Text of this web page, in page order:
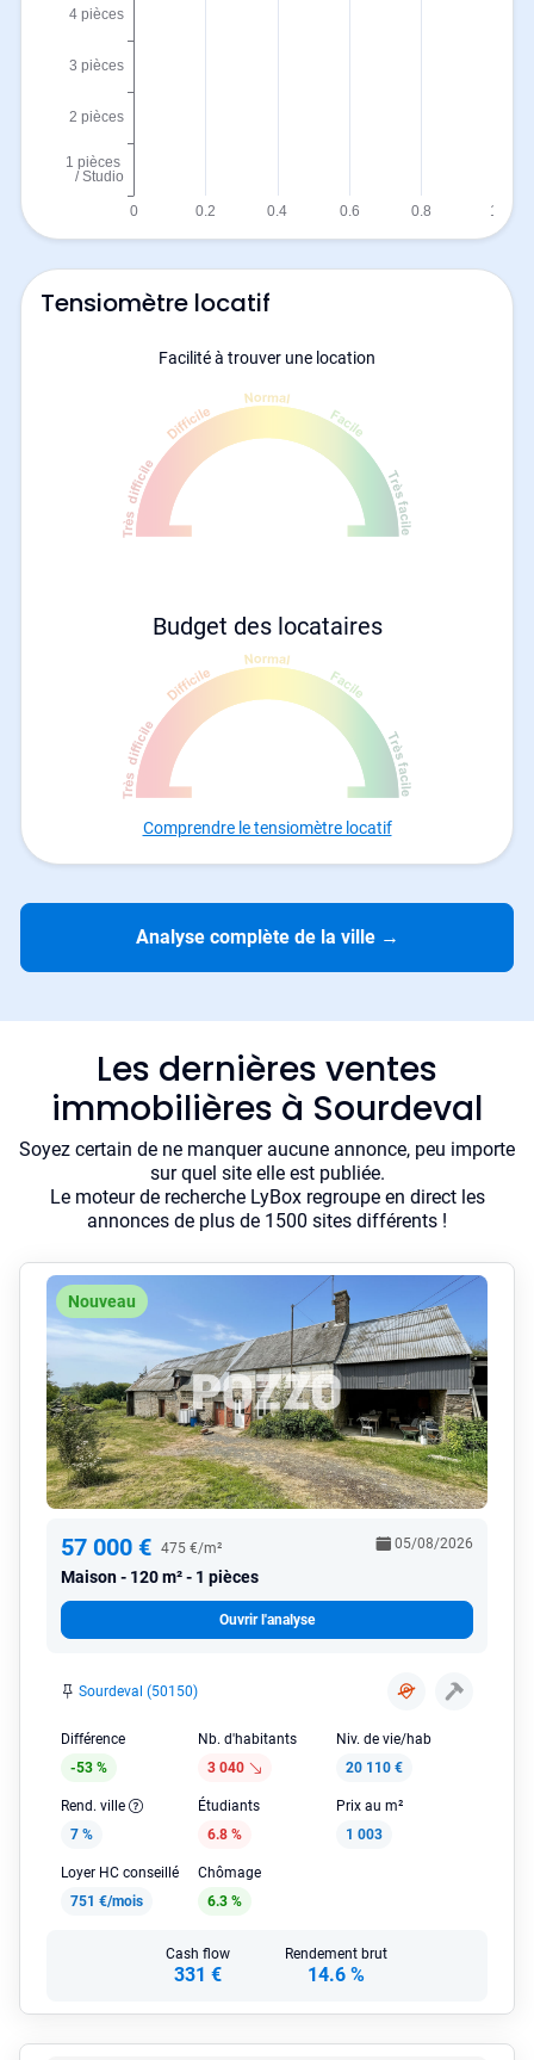
Tensiomètre locatif
Facilité à trouver une location
Budget des locataires
Comprendre le tensiomètre locatif
Analyse complète de la ville →
Les dernières ventes
immobilières à Sourdeval
Soyez certain de ne manquer aucune annonce, peu importe
sur quel site elle est publiée.
Le moteur de recherche LyBox regroupe en direct les
annonces de plus de 1500 sites différents !
Nouveau
57 000 € 475 €/m²
Maison 120 m² - 1 pièces
05/08/2026
Ouvrir l'analyse
Sourdeval (50150)
Différence
-53 %
Nb. d'habitants
3 040
Niv. de vie/hab
20 110 €
Rend. ville
7 %
Étudiants
6.8 %
Prix au m²
1 003
Loyer HC conseillé
751 €/mois
Chômage
6.3 %
Cash flow
331 €
Rendement brut
14.6 %